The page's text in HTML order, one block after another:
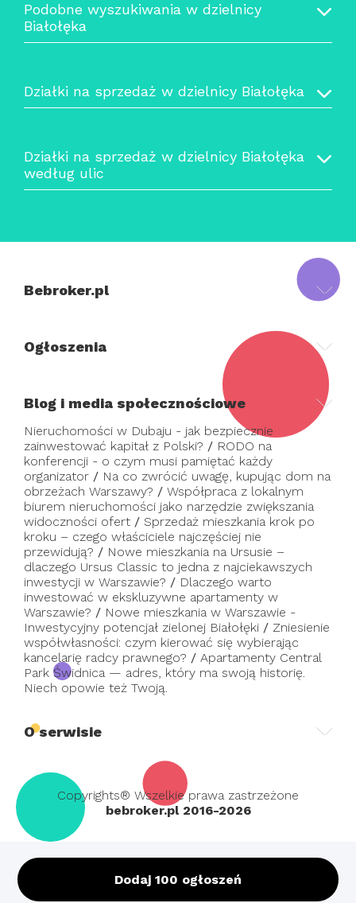
Dodaj 100 ogłoszeń
Podobne wyszukiwania w dzielnicy
Białołęka
Działki na sprzedaż w dzielnicy Białołęka
Działki na sprzedaż w dzielnicy Białołęka
według ulic
Bebroker.pl
Ogłoszenia
Blog i media społecznościowe
Nieruchomości w Dubaju - jak bezpiecznie
zainwestować kapitał z Polski? / RODO na
konferencji - o czym musi pamiętać każdy
organizator / Na co zwrócić uwagę, kupując dom na
obrzeżach Warszawy? / Współpraca z lokalnym
biurem nieruchomości jako narzędzie zwiększania
widoczności ofert / Sprzedaż mieszkania krok po
kroku – czego właściciele najczęściej nie
przewidują? / Nowe mieszkania na Ursusie –
dlaczego Ursus Classic to jedna z najciekawszych
inwestycji w Warszawie? / Dlaczego warto
inwestować w ekskluzywne apartamenty w
Warszawie? / Nowe mieszkania w Warszawie -
Inwestycyjny potencjał zielonej Białołęki / Zniesienie
współwłasności: czym kierować się wybierając
kancelarię radcy prawnego? / Apartamenty Central
Park Świdnica — adres, który ma swoją historię.
Niech opowie też Twoją.
O serwisie
Copyrights® Wszelkie prawa zastrzeżone
bebroker.pl 2016-2026